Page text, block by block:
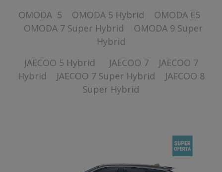
OMODA 5 OMODA 5 Hybrid
OMODA E5
OMODA 7 Super Hybrid
OMODA 9 Super
Hybrid
JAECOO 5 Hybrid
JAECOO 7
JAECOO 7
Hybrid
JAECOO 7 Super Hybrid
JAECOO 8
Super Hybrid